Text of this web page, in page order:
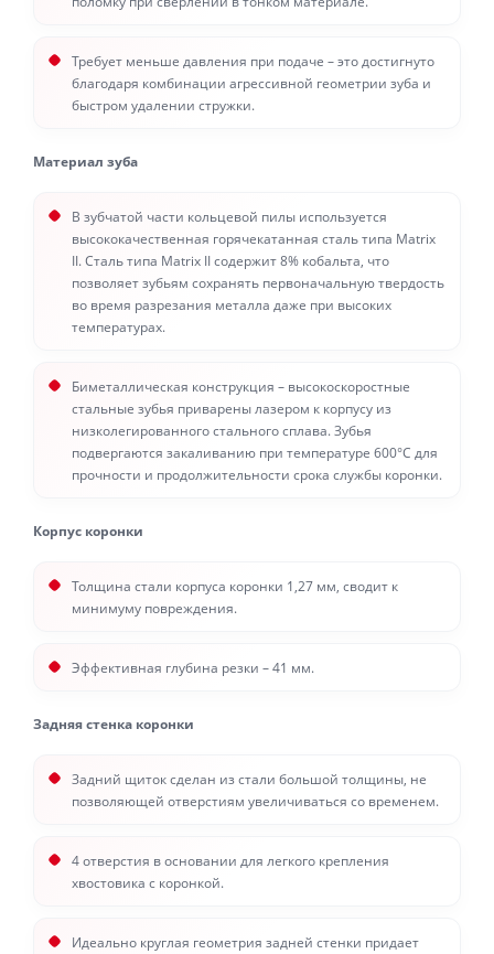
Требует меньше давления при подаче – это достигнуто
благодаря комбинации агрессивной геометрии зуба и
быстром удалении стружки.
Материал зуба
В зубчатой части кольцевой пилы используется
высококачественная горячекатанная сталь типа Matrix
II. Сталь типа Matrix II содержит 8% кобальта, что
позволяет зубьям сохранять первоначальную твердость
во время разрезания металла даже при высоких
температурах.
Биметаллическая конструкция – высокоскоростные
стальные зубья приварены лазером к корпусу из
низколегированного стального сплава. Зубья
подвергаются закаливанию при температуре 600°С для
прочности и продолжительности срока службы коронки.
Корпус коронки
Толщина стали корпуса коронки 1,27 мм, сводит к
минимуму повреждения.
Эффективная глубина резки – 41 мм.
Задняя стенка коронки
Задний щиток сделан из стали большой толщины, не
позволяющей отверстиям увеличиваться со временем.
4 отверстия в основании для легкого крепления
хвостовика с коронкой.
Идеально круглая геометрия задней стенки придает